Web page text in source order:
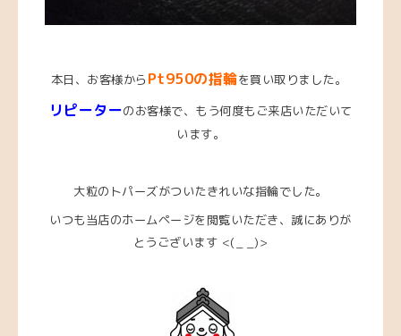
本日、お客様から Pt950の指輪を買い取りました。
リピーターのお客様で、もう何度もご来店いただいて
います。
大粒のトパーズがついたきれいな指輪でした。
いつも当店のホームページを閲覧いただき、 誠にありが
とうございます <(_ _)>